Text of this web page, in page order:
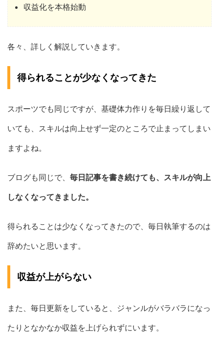
収益化を本格始動
各々、詳しく解説していきます。
得られることが少なくなってきた
スポーツでも同じですが、基礎体力作りを毎日繰り返して
いても、スキルは向上せず一定のところで止まってしまい
ますよね。
ブログも同じで、 毎日記事を書き続けても、スキルが向上
しなくなってきました。
得られることは少なくなってきたので、毎日執筆するのは
辞めたいと思います。
収益が上がらない
また、毎日更新をしていると、ジャンルがバラバラになっ
たりとなかなか収益を上げられずにいます。